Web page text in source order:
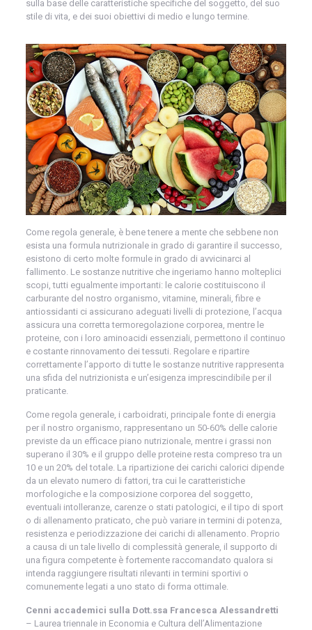
sulla base delle caratteristiche specifiche del soggetto, del suo
stile di vita, e dei suoi obiettivi di medio e lungo termine.
Come regola generale, è bene tenere a mente che sebbene non
esista una formula nutrizionale in grado di garantire il successo,
esistono di certo molte formule in grado di avvicinarci al
fallimento. Le sostanze nutritive che ingeriamo hanno molteplici
scopi, tutti egualmente importanti: le calorie costituiscono il
carburante del nostro organismo, vitamine, minerali, fibre e
antiossidanti ci assicurano adeguati livelli di protezione, l’acqua
assicura una corretta termoregolazione corporea, mentre le
proteine, con i loro aminoacidi essenziali, permettono il continuo
e costante rinnovamento dei tessuti. Regolare e ripartire
correttamente l’apporto di tutte le sostanze nutritive rappresenta
una sfida del nutrizionista e un’esigenza imprescindibile per il
praticante.
Come regola generale, i carboidrati, principale fonte di energia
per il nostro organismo, rappresentano un 50-60% delle calorie
previste da un efficace piano nutrizionale, mentre i grassi non
superano il 30% e il gruppo delle proteine resta compreso tra un
10 e un 20% del totale. La ripartizione dei carichi calorici dipende
da un elevato numero di fattori, tra cui le caratteristiche
morfologiche e la composizione corporea del soggetto,
eventuali intolleranze, carenze o stati patologici, e il tipo di sport
o di allenamento praticato, che può variare in termini di potenza,
resistenza e periodizzazione dei carichi di allenamento. Proprio
a causa di un tale livello di complessità generale, il supporto di
una figura competente è fortemente raccomandato qualora si
intenda raggiungere risultati rilevanti in termini sportivi o
comunemente legati a uno stato di forma ottimale.
Cenni accademici sulla Dott.ssa Francesca Alessandretti
– Laurea triennale in Economia e Cultura dell’Alimentazione